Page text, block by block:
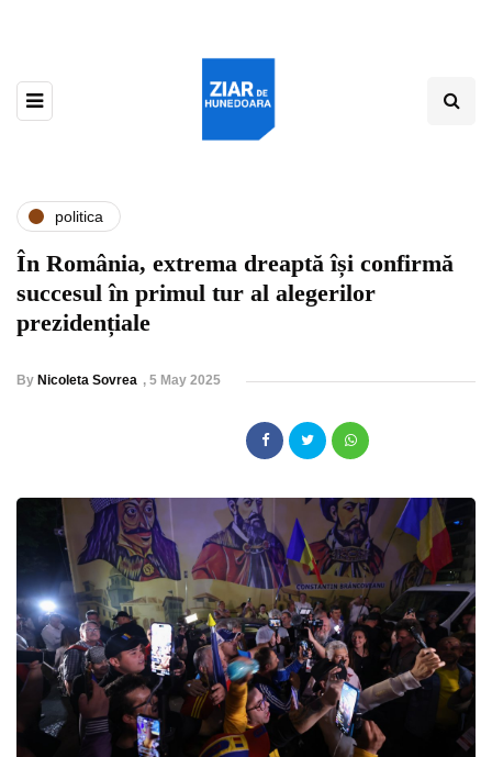
politica
În România, extrema dreaptă își confirmă
succesul în primul tur al alegerilor
prezidențiale
By Nicoleta Sovrea , 5 May 2025